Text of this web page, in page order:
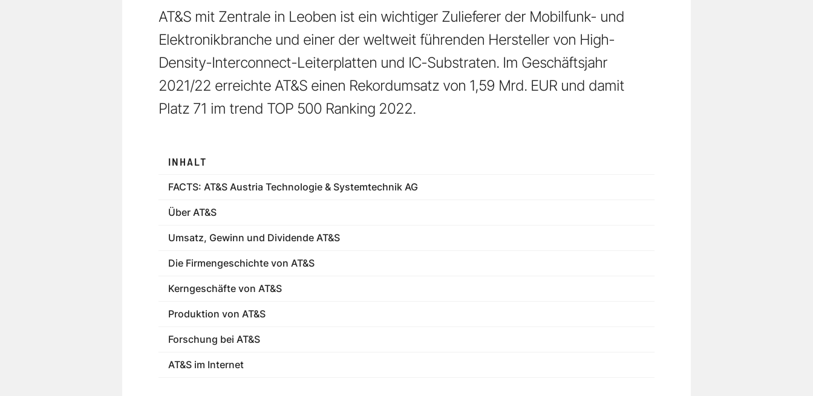
AT&S mit Zentrale in Leoben ist ein wichtiger Zulieferer der Mobilfunk- und
Elektronikbranche und einer der weltweit führenden Hersteller von High-
Density-Interconnect-Leiterplatten und IC-Substraten. Im Geschäftsjahr
2021/22 erreichte AT&S einen Rekordumsatz von 1,59 Mrd. EUR und damit
Platz 71 im trend TOP 500 Ranking 2022.
INHALT
FACTS: AT&S Austria Technologie & Systemtechnik AG
Über AT&S
Umsatz, Gewinn und Dividende AT&S
Die Firmengeschichte von AT&S
Kerngeschäfte von AT&S
Produktion von AT&S
Forschung bei AT&S
AT&S im Internet